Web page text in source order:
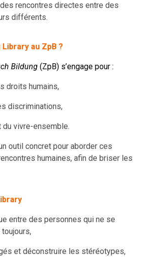
des rencontres directes entre des
différents.
au ZpB ?
Bildung (ZpB) s’engage pour :
droits humains,
discriminations,
du vivre-ensemble.
outil concret pour aborder ces
humaines, afin de briser les
entre des personnes qui ne se
et déconstruire les stéréotypes,